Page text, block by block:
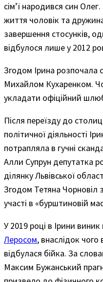
сім’ї народився син
життя чоловік та
завершення стосунків,
відбулося лише у 2012
Згодом Ірина розпочала
Михайлом Кухаренком.
укладати офіційний
Після переїзду до
політичної діяльності
потрапляла в гучні
Алли Супрун депутатка
ділянку Львівської
Згодом Тетяна Чорновіл
участі в «бурштиновій
У 2019 році в Ірини
Леросом, внаслідок
відбулася бійка. За
Максим Бужанський